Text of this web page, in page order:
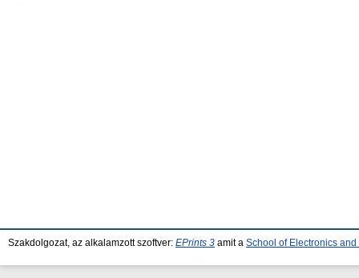
Szakdolgozat, az alkalamzott szoftver: EPrints 3 amit a School of Electronics